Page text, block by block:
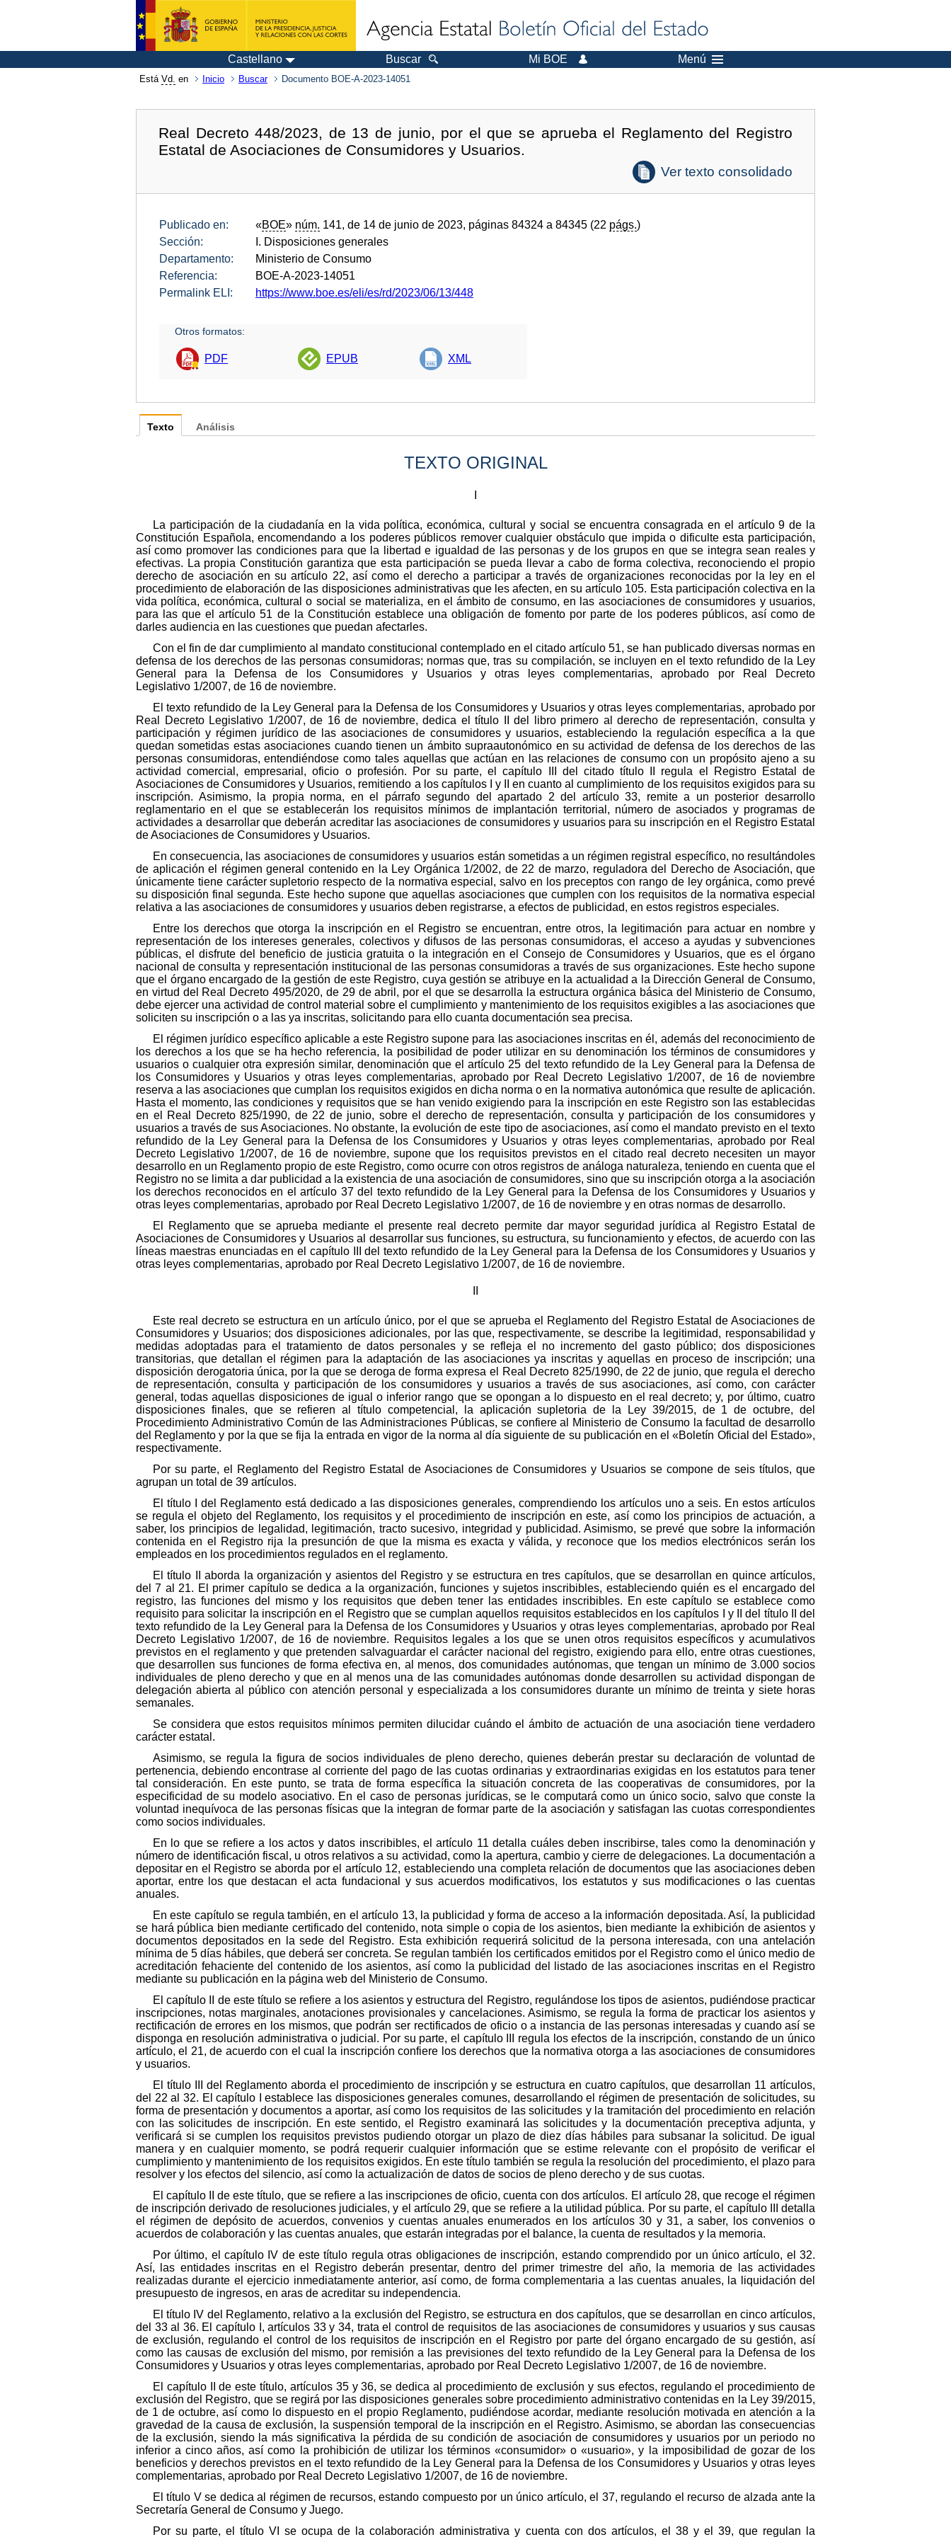
Castellano Buscar Mi BOE Menú
Está Vd. en Inicio Buscar Documento BOE-A-2023-14051
Real Decreto 448/2023, de 13 de junio, por el que se aprueba el Reglamento del Registro
Estatal de Asociaciones de Consumidores y Usuarios.
Ver texto consolidado
Publicado en: «BOE» núm. 141, de 14 de junio de 2023, páginas 84324 a 84345 (22 págs.)
Sección:
I. Disposiciones generales
Departamento:
Ministerio de Consumo
Referencia:
BOE-A-2023-14051
Permalink ELI:
https://www.boe.es/eli/es/rd/2023/06/13/448
Otros formatos:
PDF EPUB XML
Texto
TEXTO ORIGINAL
La participación de la ciudadanía en la vida política, económica, cultural y social se encuentra consagrada en el artículo 9 de la
Constitución Española, encomendando a los poderes públicos remover cualquier obstáculo que impida o dificulte esta participación,
así como promover las condiciones para que la libertad e igualdad de las personas y de los grupos en que se integra sean reales y
efectivas. La propia Constitución garantiza que esta participación se pueda llevar a cabo de forma colectiva, reconociendo el propio
derecho de asociación en su artículo 22, así como el derecho a participar a través de organizaciones reconocidas por la ley en el
procedimiento de elaboración de las disposiciones administrativas que les afecten, en su artículo 105. Esta participación colectiva en la
vida política, económica, cultural o social se materializa, en el ámbito de consumo, en las asociaciones de consumidores y usuarios,
para las que el artículo 51 de la Constitución establece una obligación de fomento por parte de los poderes públicos, así como de
darles audiencia en las cuestiones que puedan afectarles.
Con el fin de dar cumplimiento al mandato constitucional contemplado en el citado artículo 51, se han publicado diversas normas en
defensa de los derechos de las personas consumidoras; normas que, tras su compilación, se incluyen en el texto refundido de la Ley
General para la Defensa de los Consumidores y Usuarios y otras leyes complementarias, aprobado por Real Decreto
Legislativo 1/2007, de 16 de noviembre.
El texto refundido de la Ley General para la Defensa de los Consumidores y Usuarios y otras leyes complementarias, aprobado por
Real Decreto Legislativo 1/2007, de 16 de noviembre, dedica el título II del libro primero al derecho de representación, consulta y
participación y régimen jurídico de las asociaciones de consumidores y usuarios, estableciendo la regulación específica a la que
quedan sometidas estas asociaciones cuando tienen un ámbito supraautonómico en su actividad de defensa de los derechos de las
personas consumidoras, entendiéndose como tales aquellas que actúan en las relaciones de consumo con un propósito ajeno a su
actividad comercial, empresarial, oficio o profesión. Por su parte, el capítulo III del citado título II regula el Registro Estatal de
Asociaciones de Consumidores y Usuarios, remitiendo a los capítulos I y II en cuanto al cumplimiento de los requisitos exigidos para su
inscripción. Asimismo, la propia norma, en el párrafo segundo del apartado 2 del artículo 33, remite a un posterior desarrollo
reglamentario en el que se establecerán los requisitos mínimos de implantación territorial, número de asociados y programas de
actividades a desarrollar que deberán acreditar las asociaciones de consumidores y usuarios para su inscripción en el Registro Estatal
de Asociaciones de Consumidores y Usuarios.
En consecuencia, las asociaciones de consumidores y usuarios están sometidas a un régimen registral específico, no resultándoles
de aplicación el régimen general contenido en la Ley Orgánica 1/2002, de 22 de marzo, reguladora del Derecho de Asociación, que
únicamente tiene carácter supletorio respecto de la normativa especial, salvo en los preceptos con rango de ley orgánica, como prevé
su disposición final segunda. Este hecho supone que aquellas asociaciones que cumplen con los requisitos de la normativa especial
relativa a las asociaciones de consumidores y usuarios deben registrarse, a efectos de publicidad, en estos registros especiales.
Entre los derechos que otorga la inscripción en el Registro se encuentran, entre otros, la legitimación para actuar en nombre y
representación de los intereses generales, colectivos y difusos de las personas consumidoras, el acceso a ayudas y subvenciones
públicas, el disfrute del beneficio de justicia gratuita o la integración en el Consejo de Consumidores y Usuarios, que es el órgano
nacional de consulta y representación institucional de las personas consumidoras a través de sus organizaciones. Este hecho supone
que el órgano encargado de la gestión de este Registro, cuya gestión se atribuye en la actualidad a la Dirección General de Consumo,
en virtud del Real Decreto 495/2020, de 29 de abril, por el que se desarrolla la estructura orgánica básica del Ministerio de Consumo,
debe ejercer una actividad de control material sobre el cumplimiento y mantenimiento de los requisitos exigibles a las asociaciones que
soliciten su inscripción o a las ya inscritas, solicitando para ello cuanta documentación sea precisa.
El régimen jurídico específico aplicable a este Registro supone para las asociaciones inscritas en él, además del reconocimiento de
los derechos a los que se ha hecho referencia, la posibilidad de poder utilizar en su denominación los términos de consumidores y
usuarios o cualquier otra expresión similar, denominación que el artículo 25 del texto refundido de la Ley General para la Defensa de
los Consumidores y Usuarios y otras leyes complementarias, aprobado por Real Decreto Legislativo 1/2007, de 16 de noviembre
reserva a las asociaciones que cumplan los requisitos exigidos en dicha norma o en la normativa autonómica que resulte de aplicación.
Hasta el momento, las condiciones y requisitos que se han venido exigiendo para la inscripción en este Registro son las establecidas
en el Real Decreto 825/1990, de 22 de junio, sobre el derecho de representación, consulta y participación de los consumidores y
usuarios a través de sus Asociaciones. No obstante, la evolución de este tipo de asociaciones, así como el mandato previsto en el texto
refundido de la Ley General para la Defensa de los Consumidores y Usuarios y otras leyes complementarias, aprobado por Real
Decreto Legislativo 1/2007, de 16 de noviembre, supone que los requisitos previstos en el citado real decreto necesiten un mayor
desarrollo en un Reglamento propio de este Registro, como ocurre con otros registros de análoga naturaleza, teniendo en cuenta que el
Registro no se limita a dar publicidad a la existencia de una asociación de consumidores, sino que su inscripción otorga a la asociación
los derechos reconocidos en el artículo 37 del texto refundido de la Ley General para la Defensa de los Consumidores y Usuarios y
otras leyes complementarias, aprobado por Real Decreto Legislativo 1/2007, de 16 de noviembre y en otras normas de desarrollo.
El Reglamento que se aprueba mediante el presente real decreto permite dar mayor seguridad jurídica al Registro Estatal de
Asociaciones de Consumidores y Usuarios al desarrollar sus funciones, su estructura, su funcionamiento y efectos, de acuerdo con las
líneas maestras enunciadas en el capítulo III del texto refundido de la Ley General para la Defensa de los Consumidores y Usuarios y
otras leyes complementarias, aprobado por Real Decreto Legislativo 1/2007, de 16 de noviembre.
Este real decreto se estructura en un artículo único, por el que se aprueba el Reglamento del Registro Estatal de Asociaciones de
Consumidores y Usuarios; dos disposiciones adicionales, por las que, respectivamente, se describe la legitimidad, responsabilidad y
medidas adoptadas para el tratamiento de datos personales y se refleja el no incremento del gasto público; dos disposiciones
transitorias, que detallan el régimen para la adaptación de las asociaciones ya inscritas y aquellas en proceso de inscripción; una
disposición derogatoria única, por la que se deroga de forma expresa el Real Decreto 825/1990, de 22 de junio, que regula el derecho
de representación, consulta y participación de los consumidores y usuarios a través de sus asociaciones, así como, con carácter
general, todas aquellas disposiciones de igual o inferior rango que se opongan a lo dispuesto en el real decreto; y, por último, cuatro
disposiciones finales, que se refieren al título competencial, la aplicación supletoria de la Ley 39/2015, de 1 de octubre, del
Procedimiento Administrativo Común de las Administraciones Públicas, se confiere al Ministerio de Consumo la facultad de desarrollo
del Reglamento y por la que se fija la entrada en vigor de la norma al día siguiente de su publicación en el «Boletín Oficial del Estado»,
respectivamente.
Por su parte, el Reglamento del Registro Estatal de Asociaciones de Consumidores y Usuarios se compone de seis títulos, que
agrupan un total de 39 artículos.
El título I del Reglamento está dedicado a las disposiciones generales, comprendiendo los artículos uno a seis. En estos artículos
se regula el objeto del Reglamento, los requisitos y el procedimiento de inscripción en este, así como los principios de actuación, a
saber, los principios de legalidad, legitimación, tracto sucesivo, integridad y publicidad. Asimismo, se prevé que sobre la información
contenida en el Registro rija la presunción de que la misma es exacta y válida, y reconoce que los medios electrónicos serán los
empleados en los procedimientos regulados en el reglamento.
El título II aborda la organización y asientos del Registro y se estructura en tres capítulos, que se desarrollan en quince artículos,
del 7 al 21. El primer capítulo se dedica a la organización, funciones y sujetos inscribibles, estableciendo quién es el encargado del
registro, las funciones del mismo y los requisitos que deben tener las entidades inscribibles. En este capítulo se establece como
requisito para solicitar la inscripción en el Registro que se cumplan aquellos requisitos establecidos en los capítulos I y II del título II del
texto refundido de la Ley General para la Defensa de los Consumidores y Usuarios y otras leyes complementarias, aprobado por Real
Decreto Legislativo 1/2007, de 16 de noviembre. Requisitos legales a los que se unen otros requisitos específicos y acumulativos
previstos en el reglamento y que pretenden salvaguardar el carácter nacional del registro, exigiendo para ello, entre otras cuestiones,
que desarrollen sus funciones de forma efectiva en, al menos, dos comunidades autónomas, que tengan un mínimo de 3.000 socios
individuales de pleno derecho y que en al menos una de las comunidades autónomas donde desarrollen su actividad dispongan de
delegación abierta al público con atención personal y especializada a los consumidores durante un mínimo de treinta y siete horas
semanales.
Se considera que estos requisitos mínimos permiten dilucidar cuándo el ámbito de actuación de una asociación tiene verdadero
carácter estatal.
Asimismo, se regula la figura de socios individuales de pleno derecho, quienes deberán prestar su declaración de voluntad de
pertenencia, debiendo encontrase al corriente del pago de las cuotas ordinarias y extraordinarias exigidas en los estatutos para tener
tal consideración. En este punto, se trata de forma específica la situación concreta de las cooperativas de consumidores, por la
especificidad de su modelo asociativo. En el caso de personas jurídicas, se le computará como un único socio, salvo que conste la
voluntad inequívoca de las personas físicas que la integran de formar parte de la asociación y satisfagan las cuotas correspondientes
como socios individuales.
En lo que se refiere a los actos y datos inscribibles, el artículo 11 detalla cuáles deben inscribirse, tales como la denominación y
número de identificación fiscal, u otros relativos a su actividad, como la apertura, cambio y cierre de delegaciones. La documentación a
depositar en el Registro se aborda por el artículo 12, estableciendo una completa relación de documentos que las asociaciones deben
aportar, entre los que destacan el acta fundacional y sus acuerdos modificativos, los estatutos y sus modificaciones o las cuentas
anuales.
En este capítulo se regula también, en el artículo 13, la publicidad y forma de acceso a la información depositada. Así, la publicidad
se hará pública bien mediante certificado del contenido, nota simple o copia de los asientos, bien mediante la exhibición de asientos y
documentos depositados en la sede del Registro. Esta exhibición requerirá solicitud de la persona interesada, con una antelación
mínima de 5 días hábiles, que deberá ser concreta. Se regulan también los certificados emitidos por el Registro como el único medio de
acreditación fehaciente del contenido de los asientos, así como la publicidad del listado de las asociaciones inscritas en el Registro
mediante su publicación en la página web del Ministerio de Consumo.
El capítulo II de este título se refiere a los asientos y estructura del Registro, regulándose los tipos de asientos, pudiéndose practicar
inscripciones, notas marginales, anotaciones provisionales y cancelaciones. Asimismo, se regula la forma de practicar los asientos y
rectificación de errores en los mismos, que podrán ser rectificados de oficio o a instancia de las personas interesadas y cuando así se
disponga en resolución administrativa o judicial. Por su parte, el capítulo III regula los efectos de la inscripción, constando de un único
artículo, el 21, de acuerdo con el cual la inscripción confiere los derechos que la normativa otorga a las asociaciones de consumidores
y usuarios.
El título III del Reglamento aborda el procedimiento de inscripción y se estructura en cuatro capítulos, que desarrollan 11 artículos,
del 22 al 32. El capítulo I establece las disposiciones generales comunes, desarrollando el régimen de presentación de solicitudes, su
forma de presentación y documentos a aportar, así como los requisitos de las solicitudes y la tramitación del procedimiento en relación
con las solicitudes de inscripción. En este sentido, el Registro examinará las solicitudes y la documentación preceptiva adjunta, y
verificará si se cumplen los requisitos previstos pudiendo otorgar un plazo de diez días hábiles para subsanar la solicitud. De igual
manera y en cualquier momento, se podrá requerir cualquier información que se estime relevante con el propósito de verificar el
cumplimiento y mantenimiento de los requisitos exigidos. En este título también se regula la resolución del procedimiento, el plazo para
resolver y los efectos del silencio, así como la actualización de datos de socios de pleno derecho y de sus cuotas.
El capítulo II de este título, que se refiere a las inscripciones de oficio, cuenta con dos artículos. El artículo 28, que recoge el régimen
de inscripción derivado de resoluciones judiciales, y el artículo 29, que se refiere a la utilidad pública. Por su parte, el capítulo III detalla
el régimen de depósito de acuerdos, convenios y cuentas anuales enumerados en los artículos 30 y 31, a saber, los convenios o
acuerdos de colaboración y las cuentas anuales, que estarán integradas por el balance, la cuenta de resultados y la memoria.
Por último, el capítulo IV de este título regula otras obligaciones de inscripción, estando comprendido por un único artículo, el 32.
Así, las entidades inscritas en el Registro deberán presentar, dentro del primer trimestre del año, la memoria de las actividades
realizadas durante el ejercicio inmediatamente anterior, así como, de forma complementaria a las cuentas anuales, la liquidación del
presupuesto de ingresos, en aras de acreditar su independencia.
El título IV del Reglamento, relativo a la exclusión del Registro, se estructura en dos capítulos, que se desarrollan en cinco artículos,
del 33 al 36. El capítulo I, artículos 33 y 34, trata el control de requisitos de las asociaciones de consumidores y usuarios y sus causas
de exclusión, regulando el control de los requisitos de inscripción en el Registro por parte del órgano encargado de su gestión, así
como las causas de exclusión del mismo, por remisión a las previsiones del texto refundido de la Ley General para la Defensa de los
Consumidores y Usuarios y otras leyes complementarias, aprobado por Real Decreto Legislativo 1/2007, de 16 de noviembre.
El capítulo II de este título, artículos 35 y 36, se dedica al procedimiento de exclusión y sus efectos, regulando el procedimiento de
exclusión del Registro, que se regirá por las disposiciones generales sobre procedimiento administrativo contenidas en la Ley 39/2015,
de 1 de octubre, así como lo dispuesto en el propio Reglamento, pudiéndose acordar, mediante resolución motivada en atención a la
gravedad de la causa de exclusión, la suspensión temporal de la inscripción en el Registro. Asimismo, se abordan las consecuencias
de la exclusión, siendo la más significativa la pérdida de su condición de asociación de consumidores y usuarios por un periodo no
inferior a cinco años, así como la prohibición de utilizar los términos «consumidor» o «usuario», y la imposibilidad de gozar de los
beneficios y derechos previstos en el texto refundido de la Ley General para la Defensa de los Consumidores y Usuarios y otras leyes
complementarias, aprobado por Real Decreto Legislativo 1/2007, de 16 de noviembre.
El título V se dedica al régimen de recursos, estando compuesto por un único artículo, el 37, regulando el recurso de alzada ante la
Secretaría General de Consumo y Juego.
Por su parte, el título VI se ocupa de la colaboración administrativa y cuenta con dos artículos, el 38 y el 39, que regulan la
Análisis